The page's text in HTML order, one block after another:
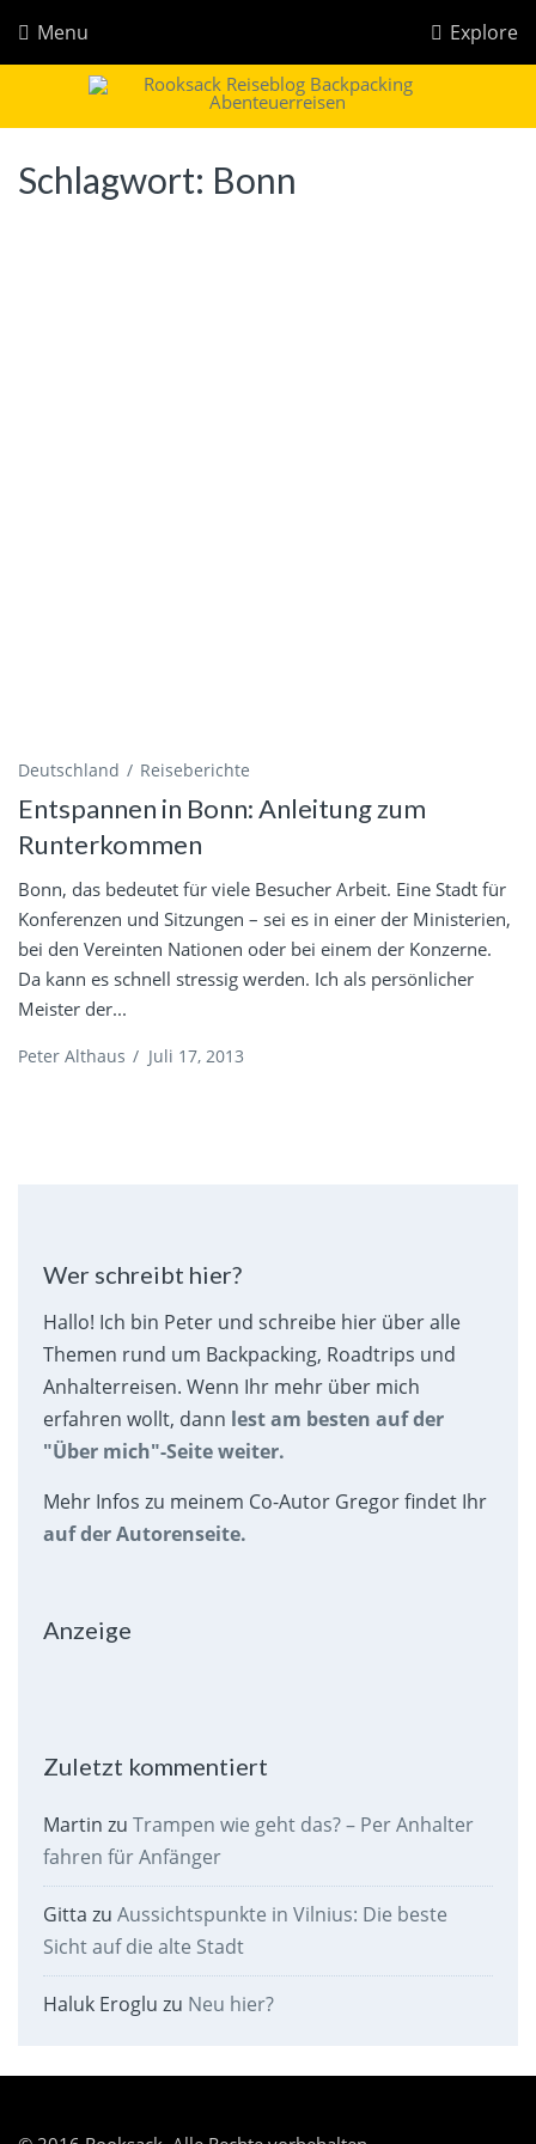
Explore
Menu
Rooksack
Reiseblog für Backpacking in Europa und der Welt
Schlagwort: Bonn
Deutschland Reiseberichte
Entspannen in Bonn: Anleitung zum
Runterkommen
Bonn, das bedeutet für viele Besucher Arbeit. Eine Stadt für
Konferenzen und Sitzungen – sei es in einer der Ministerien,
bei den Vereinten Nationen oder bei einem der Konzerne.
Da kann es schnell stressig werden. Ich als persönlicher
Meister der...
Peter Althaus / Juli 17, 2013
Wer schreibt hier?
Hallo! Ich bin Peter und schreibe hier über alle
Themen rund um Backpacking, Roadtrips und
Anhalterreisen. Wenn Ihr mehr über mich
erfahren wollt, dann lest am besten auf der
"Über mich"-Seite weiter.
Mehr Infos zu meinem Co-Autor Gregor findet Ihr
auf der Autorenseite.
Anzeige
Zuletzt kommentiert
Martin zu Trampen wie geht das? – Per Anhalter
fahren für Anfänger
Gitta zu Aussichtspunkte in Vilnius: Die beste
Sicht auf die alte Stadt
Haluk Eroglu zu Neu hier?